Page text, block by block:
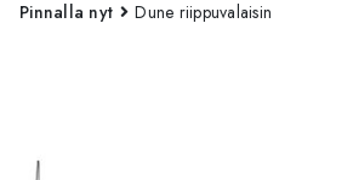
Pinnalla nyt Dune riippuvalaisin